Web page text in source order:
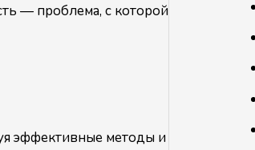
— проблема, с которой
эффективные методы и